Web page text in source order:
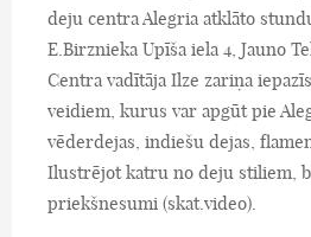
deju centra Alegria atklāto
E.Birznieka Upīša iela 4, Jauno
Centra vadītāja Ilze zariņa
veidiem, kurus var apgūt pie
vēderdejas, indiešu dejas,
Ilustrējot katru no deju stiliem,
priekšnesumi (skat.video).